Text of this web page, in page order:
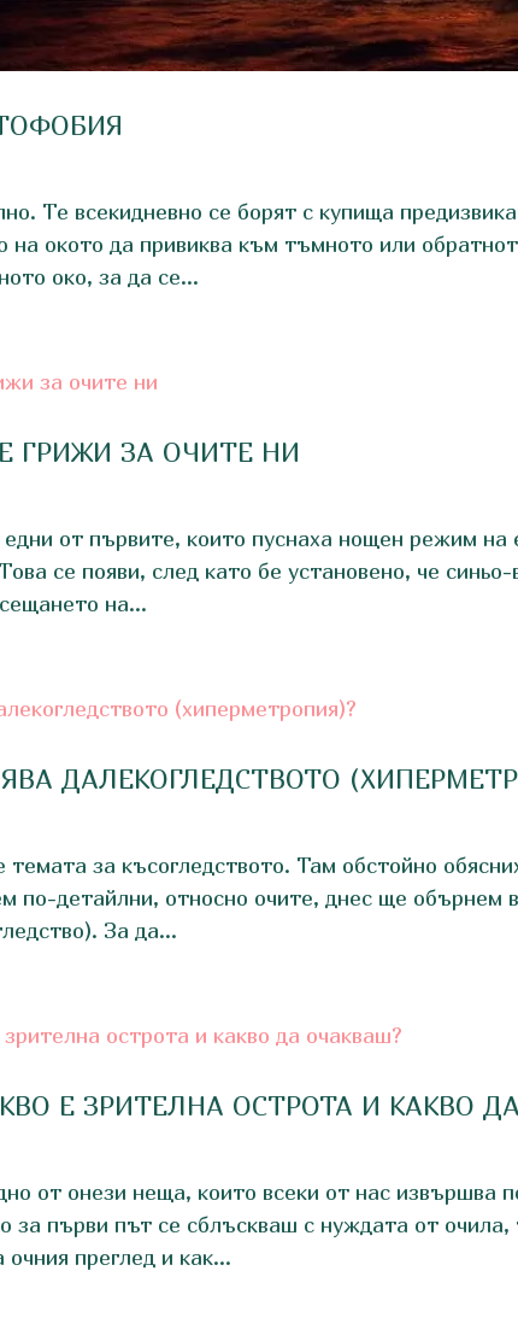
Те всекидневно се борят с купища
на окото да привиква към тъмното или
око, за да се...
ГРИЖИ ЗА ОЧИТЕ НИ
от първите, които пуснаха нощен режим на
се появи, след като бе установено, че
на...
ДАЛЕКОГЛЕДСТВОТО
за късогледството. Там обстойно
по-детайлни, относно очите, днес ще обърнем
За да...
Е ЗРИТЕЛНА ОСТРОТА И КАКВО
от онези неща, които всеки от нас извършва
за първи път се сблъскваш с нуждата от
преглед и как...